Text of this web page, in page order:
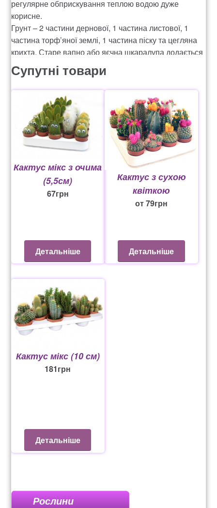
регулярне обприскування теплою водою дуже
корисне.
Грунт – 2 частини дернової, 1 частина листової, 1
частина торф’яної землі, 1 частина піску та цегляна
крихта. Старе вапно або яєчна шкаралупа додається
для утворення сильніших колючок із розрахунку 3-5%
від об’єму ґрунту. Пересаджуються рослини за
потребою, коли коріння з’явиться з дренажного
отвору. Молоді кактуси пересаджують за рік-два.
Старі екземпляри пересідають через 4-5 років.
Розмноження: Насіння.
Супутні товари
Кактус мікс з очима
(5,5см)
67грн
Детальніше
Кактус з сухою
квіткою
от79грн
Детальніше
Кактус мікс (10 см)
181грн
Детальніше
Рослини